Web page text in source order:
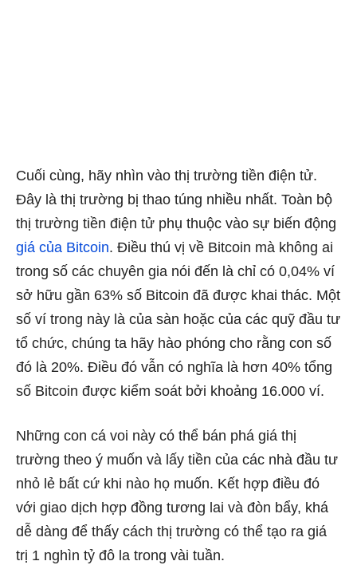
Cuối cùng, hãy nhìn vào thị trường tiền điện tử.
Đây là thị trường bị thao túng nhiều nhất. Toàn bộ
thị trường tiền điện tử phụ thuộc vào sự biến động
giá của Bitcoin. Điều thú vị về Bitcoin mà không ai
trong số các chuyên gia nói đến là chỉ có 0,04% ví
sở hữu gần 63% số Bitcoin đã được khai thác. Một
số ví trong này là của sàn hoặc của các quỹ đầu tư
tổ chức, chúng ta hãy hào phóng cho rằng con số
đó là 20%. Điều đó vẫn có nghĩa là hơn 40% tổng
số Bitcoin được kiểm soát bởi khoảng 16.000 ví.
Những con cá voi này có thể bán phá giá thị
trường theo ý muốn và lấy tiền của các nhà đầu tư
nhỏ lẻ bất cứ khi nào họ muốn. Kết hợp điều đó
với giao dịch hợp đồng tương lai và đòn bẩy, khá
dễ dàng để thấy cách thị trường có thể tạo ra giá
trị 1 nghìn tỷ đô la trong vài tuần.